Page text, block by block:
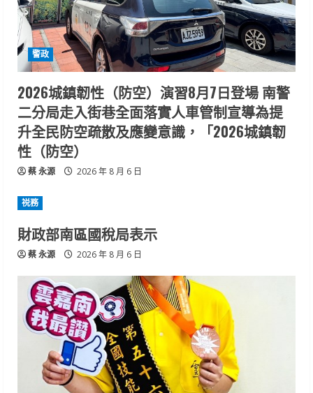
警政
2026城鎮韌性（防空）演習8月7日登場 南警
二分局走入街巷全面落實人車管制宣導為提
升全民防空疏散及應變意識，「2026城鎮韌
性（防空）
蔡 永源 2026 年 8 月 6 日
祱務
財政部南區國稅局表示
蔡 永源 2026 年 8 月 6 日